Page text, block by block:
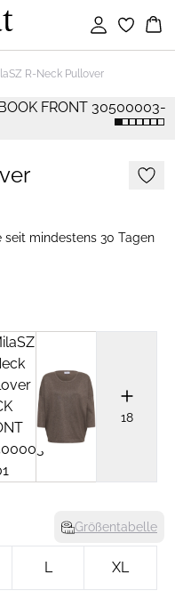
Einloggen
R-Neck Pullover
seit mindestens 30 Tagen
18
Größentabelle
L XL